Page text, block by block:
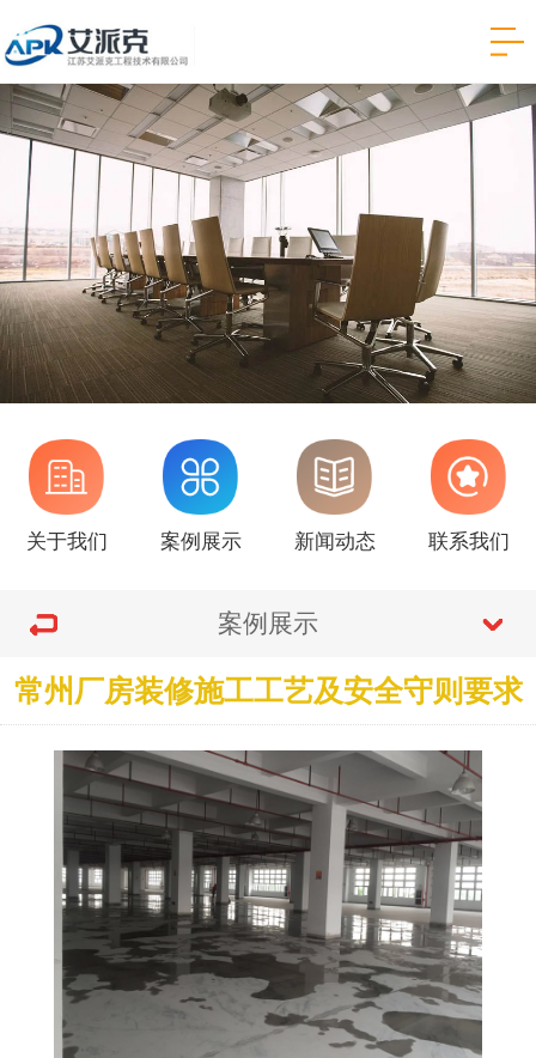
关于我们 案例展示 新闻动态 联系我们
案例展示
常州厂房装修施工工艺及安全守则要求